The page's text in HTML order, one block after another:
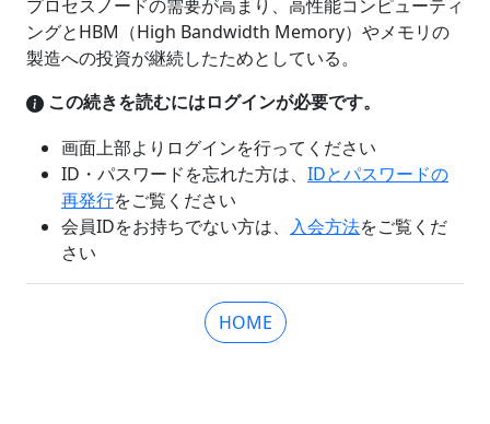
プロセスノードの需要が高まり、高性能コンピューティ
ングとHBM（High Bandwidth Memory）やメモリの
製造への投資が継続したためとしている。
この続きを読むにはログインが必要です。
画面上部よりログインを行ってください
ID・パスワードを忘れた方は、 IDとパスワードの
再発行をご覧ください
会員IDをお持ちでない方は、 入会方法をご覧くだ
さい
HOME